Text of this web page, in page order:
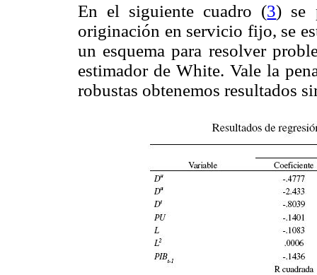
En el siguiente cuadro (3) se
originación en servicio fijo, se
un esquema para resolver
estimador de White. Vale la
robustas obtenemos resultados